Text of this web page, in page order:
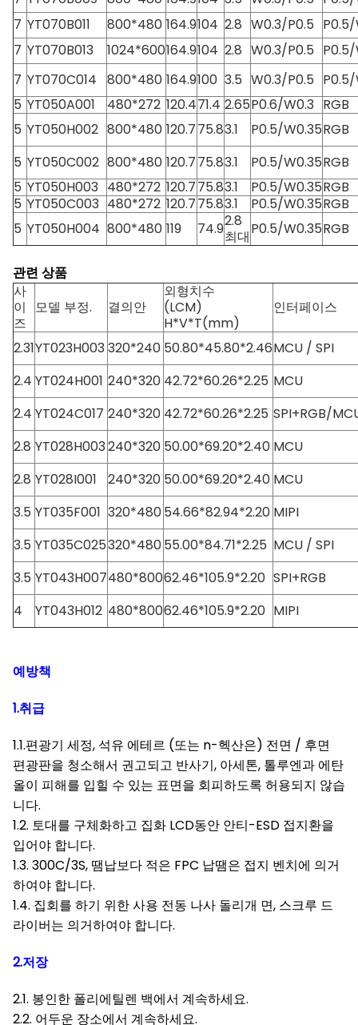
7 YT070B011 800*480 164.9104 2.8 W0.3/P0.5
7 YT070B013 1024*600164.9104 2.8 W0.3/P0.5
7 YT070C014 800*480 164.9100 3.5 W0.3/P0.5
5 YT050A001 480*272 120.471.4 2.65P0.6/W0.3 RGB
5 YT050H002 800*480 120.775.83.1 P0.5/W0.35RGB
5 YT050C002 800*480 120.775.83.1 P0.5/W0.35RGB
5 YT050H003 480*272 120.775.83.1 P0.5/W0.35RGB
5 YT050C003 480*272 120.775.83.1 P0.5/W0.35RGB
5 YT050H004 800*480 119 74.92.8
최대P0.5/W0.35RGB
관련 상품
사
이
즈
모델 부정. 결의안
외형치수
(LCM)
H*V*T(mm)
인터페이스
2.31YT023H003320*240 50.80*45.80*2.46MCU / SPI
2.4 YT024H001 240*320 42.72*60.26*2.25 MCU
2.4 YT024C017 240*320 42.72*60.26*2.25 SPI+RGB/
2.8 YT028H003240*320 50.00*69.20*2.40 MCU
2.8 YT028I001 240*320 50.00*69.20*2.40 MCU
3.5 YT035F001 320*48054.66*82.94*2.20 MIPI
3.5 YT035C025320*48055.00*84.71*2.25 MCU / SPI
3.5 YT043H007480*80062.46*105.9*2.20 SPI+RGB
4
YT043H012 480*80062.46*105.9*2.20 MIPI
예방책
1.취급
1.1.편광기 세정, 석유 에테르 (또는 n-헥산은) 전면 / 후면
편광판을 청소해서 권고되고 반사기, 아세톤, 톨루엔과 에탄
올이 피해를 입힐 수 있는 표면을 회피하도록 허용되지 않습
니다.
1.2. 토대를 구체화하고 집화 LCD동안 안티-ESD 접지환을
입어야 합니다.
1.3. 300C/3S, 땜납보다 적은 FPC 납땜은 접지 벤치에 의거
하여야 합니다.
1.4. 집회를 하기 위한 사용 전동 나사 돌리개 면, 스크루 드
라이버는 의거하여야 합니다.
2.저장
2.1. 봉인한 폴리에틸렌 백에서 계속하세요.
2.2. 어두운 장소에서 계속하세요.